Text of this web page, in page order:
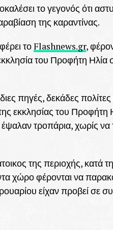
το γεγονός ότι
της καραντίνας.
τοFlashnews.gr,
του Προφήτη Ηλία
πηγές, δεκάδες
εκκλησίας του
έψαλαν τροπάρια, χωρίς
της περιοχής, κατά
χώρο φέρονται να
είχαν προβεί σε